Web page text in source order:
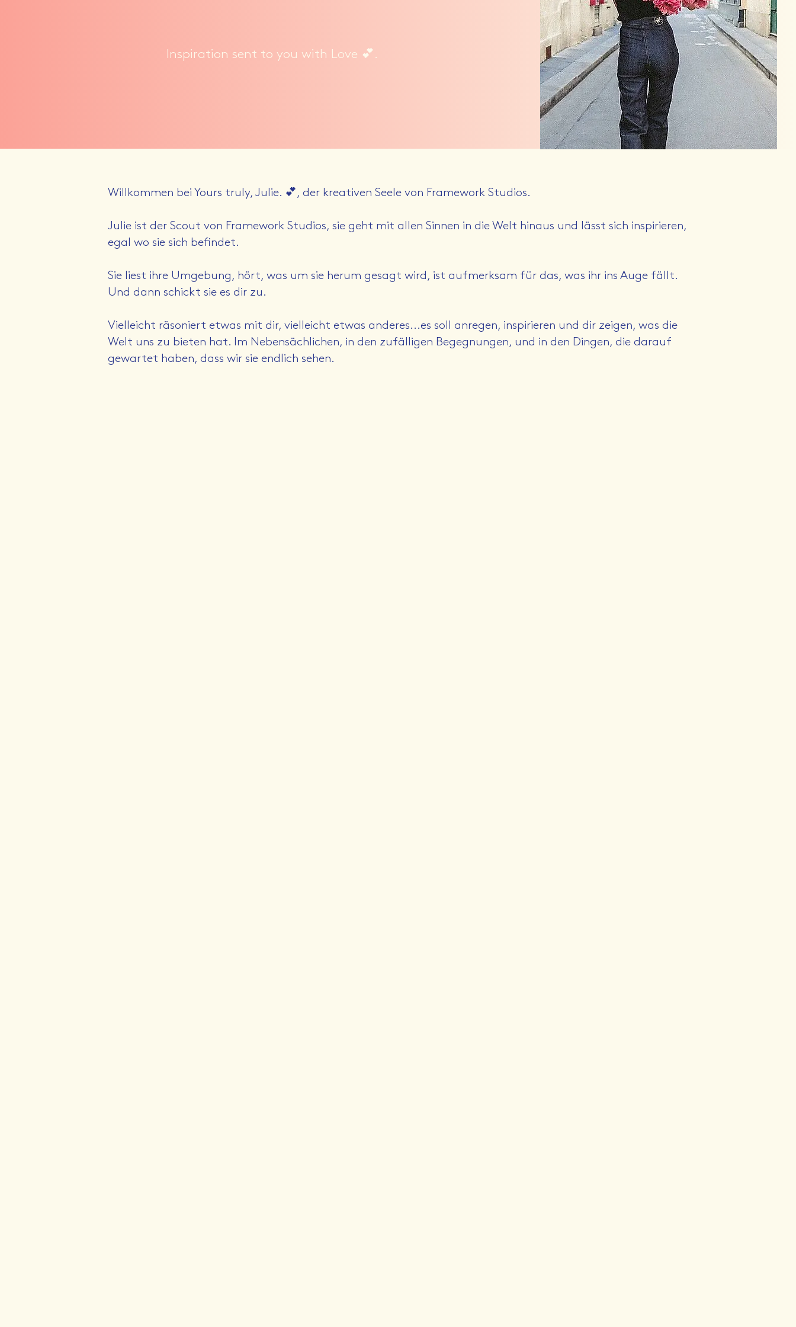
Inspiration sent to you with Love 💕.
Willkommen bei Yours truly, Julie. 💕, der kreativen Seele von Framework Studios.
Julie ist der Scout von Framework Studios, sie geht mit allen Sinnen in die Welt hinaus und lässt sich inspirieren,
egal wo sie sich befindet.
Sie liest ihre Umgebung, hört, was um sie herum gesagt wird, ist aufmerksam für das, was ihr ins Auge fällt.
Und dann schickt sie es dir zu.
Vielleicht räsoniert etwas mit dir, vielleicht etwas anderes...es soll anregen, inspirieren und dir zeigen, was die
Welt uns zu bieten hat. Im Nebensächlichen, in den zufälligen Begegnungen, und in den Dingen, die darauf
gewartet haben, dass wir sie endlich sehen.